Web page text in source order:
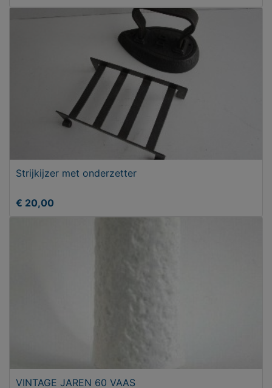
Strijkijzer met onderzetter
€ 20,00
VINTAGE JAREN 60 VAAS